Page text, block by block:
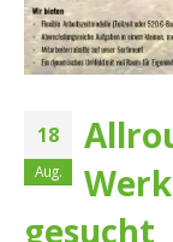
18
Aug.
gesucht